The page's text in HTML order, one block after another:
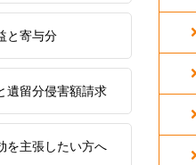
と寄与分
遺留分侵害額請求
を主張したい方へ